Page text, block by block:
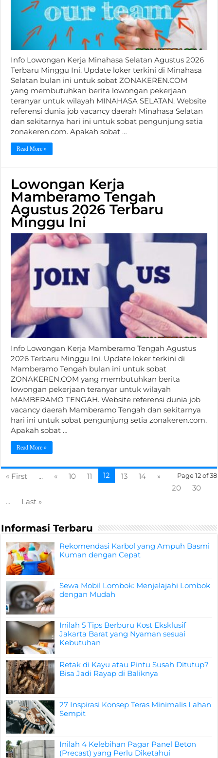
Info Lowongan Kerja Minahasa Selatan Agustus 2026
Terbaru Minggu Ini. Update loker terkini di Minahasa
Selatan bulan ini untuk sobat ZONAKEREN.COM
yang membutuhkan berita lowongan pekerjaan
teranyar untuk wilayah MINAHASA SELATAN. Website
referensi dunia job vacancy daerah Minahasa Selatan
dan sekitarnya hari ini untuk sobat pengunjung setia
zonakeren.com. Apakah sobat …
Read More »
Lowongan Kerja
Mamberamo Tengah
Agustus 2026 Terbaru
Minggu Ini
Info Lowongan Kerja Mamberamo Tengah Agustus
2026 Terbaru Minggu Ini. Update loker terkini di
Mamberamo Tengah bulan ini untuk sobat
ZONAKEREN.COM yang membutuhkan berita
lowongan pekerjaan teranyar untuk wilayah
MAMBERAMO TENGAH. Website referensi dunia job
vacancy daerah Mamberamo Tengah dan sekitarnya
hari ini untuk sobat pengunjung setia zonakeren.com.
Apakah sobat …
Read More »
Page 12 of 38
« First ... « 10 11 12 13 14
»
20
30
...
Last »
Informasi Terbaru
Rekomendasi Karbol yang Ampuh Basmi
Kuman dengan Cepat
Sewa Mobil Lombok: Menjelajahi Lombok
dengan Mudah
Inilah 5 Tips Berburu Kost Eksklusif
Jakarta Barat yang Nyaman sesuai
Kebutuhan
Retak di Kayu atau Pintu Susah Ditutup?
Bisa Jadi Rayap di Baliknya
27 Inspirasi Konsep Teras Minimalis Lahan
Sempit
Inilah 4 Kelebihan Pagar Panel Beton
(Precast) yang Perlu Diketahui